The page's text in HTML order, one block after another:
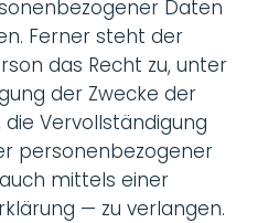
Daten
Ferner steht der
das Recht zu, unter
der Zwecke der
Vervollständigung
personenbezogener
mittels einer
— zu verlangen.